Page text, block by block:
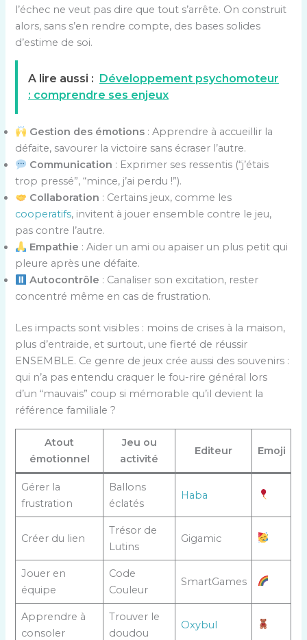
l’échec ne veut pas dire que tout s’arrête. On construit
alors, sans s’en rendre compte, des bases solides
d’estime de soi.
A lire aussi : Développement psychomoteur
: comprendre ses enjeux
Gestion des émotions : Apprendre à accueillir la
défaite, savourer la victoire sans écraser l’autre.
Communication : Exprimer ses ressentis (“j’étais
trop pressé”, “mince, j’ai perdu !”).
Collaboration : Certains jeux, comme les
cooperatifs, invitent à jouer ensemble contre le jeu,
pas contre l’autre.
Empathie : Aider un ami ou apaiser un plus petit qui
pleure après une défaite.
Autocontrôle : Canaliser son excitation, rester
concentré même en cas de frustration.
Les impacts sont visibles : moins de crises à la maison,
plus d’entraide, et surtout, une fierté de réussir
ENSEMBLE. Ce genre de jeux crée aussi des souvenirs :
qui n’a pas entendu craquer le fou-rire général lors
d’un “mauvais” coup si mémorable qu’il devient la
référence familiale ?
Atout
émotionnel
Jeu ou
activité
Editeur Emoji
Gérer la
frustration
Ballons
éclatés
Haba
Créer du lien
Trésor de
Lutins
Gigamic
Jouer en
équipe
Code
Couleur
SmartGames
Apprendre à
consoler
Trouver le
doudou
Oxybul